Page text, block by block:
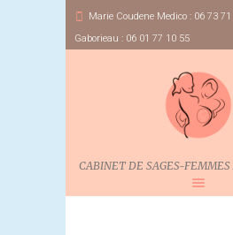
Marie Coudene Medico : 06 73
Gaborieau : 06 01 77 10 55
CABINET DE SAGES-